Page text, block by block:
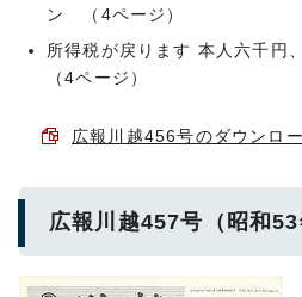
ン （4ページ）
所得税が戻ります 本人六千円
（4ページ）
広報川越456号のダウンロ
広報川越457号（昭和53